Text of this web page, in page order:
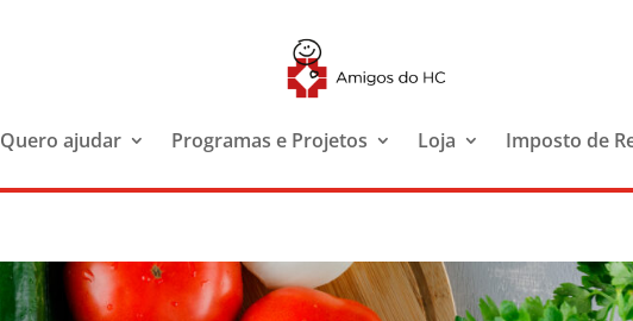
Quero ajudar Programas e Projetos Loja Imposto de